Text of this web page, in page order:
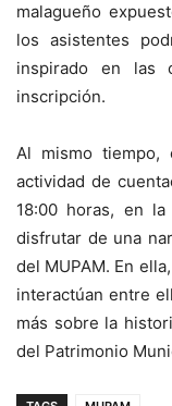
malagueño
los asistentes
inspirado en las
inscripción.
Al mismo tiempo,
actividad de
18:00 horas, en
disfrutar de una
del MUPAM. En
interactúan entre
más sobre la
del Patrimonio